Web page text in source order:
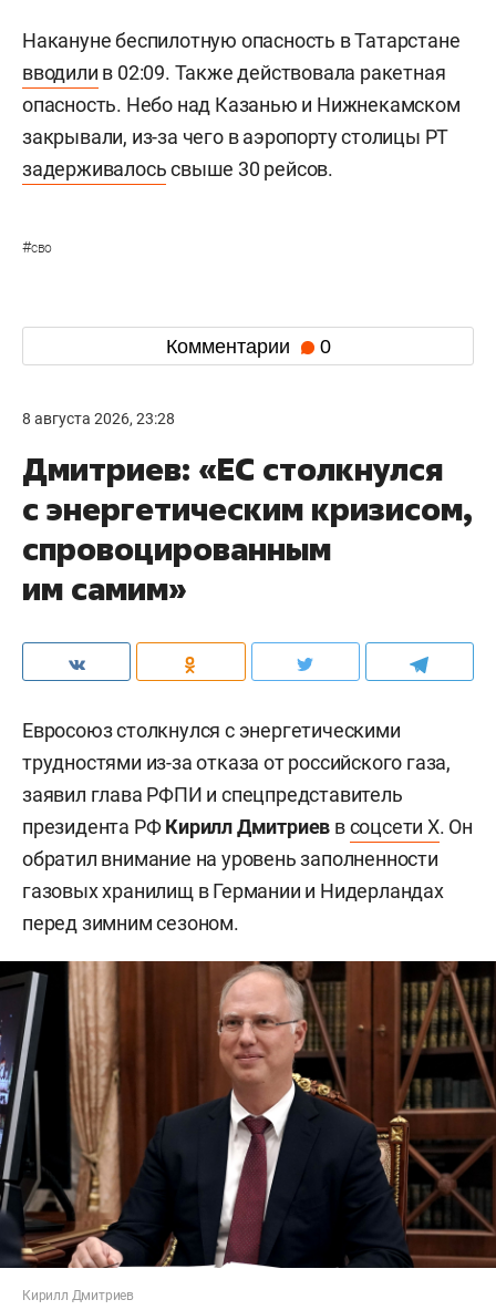
Накануне беспилотную опасность в Татарстане
вводили в 02:09. Также действовала ракетная
опасность. Небо над Казанью и Нижнекамском
закрывали, из-за чего в аэропорту столицы РТ
задерживалосьсвыше 30 рейсов.
#сво
Комментарии 0
8 августа 2026, 23:28
Дмитриев: «ЕС столкнулся
с энергетическим кризисом,
спровоцированным
им самим»
Евросоюз столкнулся с энергетическими
трудностями из-за отказа от российского газа,
заявил глава РФПИ и спецпредставитель
президента РФКирилл Дмитриев всоцсети X. Он
обратил внимание на уровень заполненности
газовых хранилищ в Германии и Нидерландах
перед зимним сезоном.
Кирилл Дмитриев